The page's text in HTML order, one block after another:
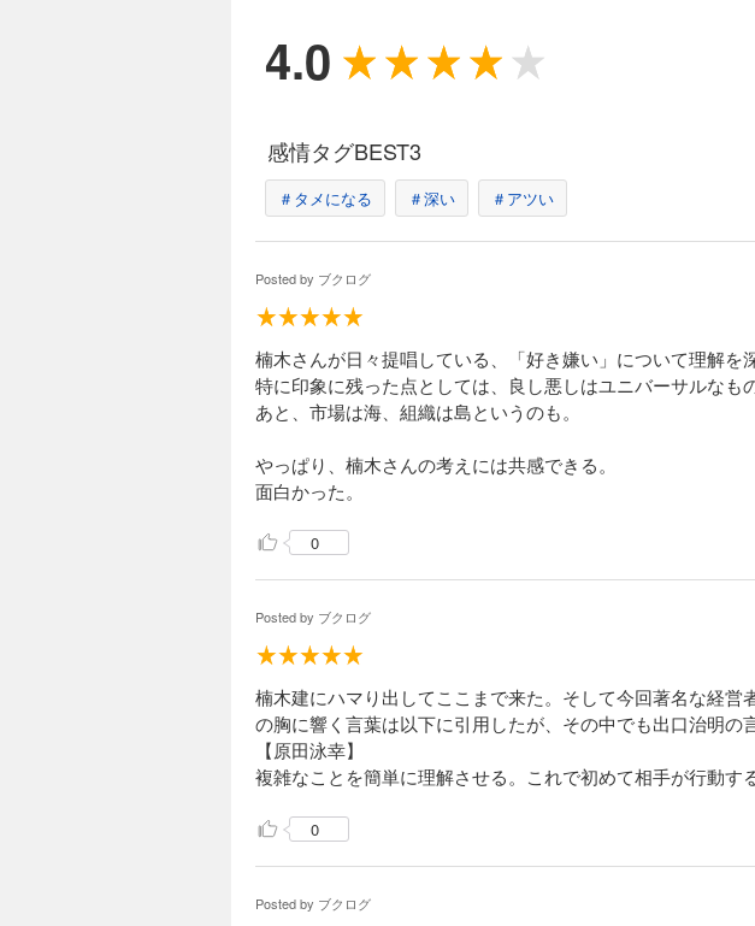
4.0
感情タグBEST3
＃タメになる ＃深い ＃アツい
Posted by ブクログ
楠木さんが日々提唱している、「好き嫌い」について理解を
特に印象に残った点としては、良し悪しはユニバーサルなも
あと、市場は海、組織は島というのも。
やっぱり、楠木さんの考えには共感できる。
面白かった。
0
Posted by ブクログ
楠木建にハマり出してここまで来た。そして今回著名な経
の胸に響く言葉は以下に引用したが、その中でも出口治明の
【原田泳幸】
複雑なことを簡単に理解させる。これで初めて相手が行動す
0
Posted by ブクログ